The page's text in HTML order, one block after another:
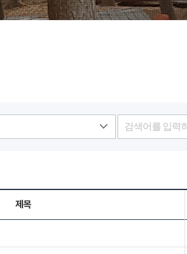
제목